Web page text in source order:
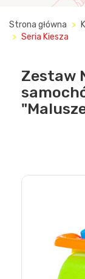
Strona główna
Seria Kiesza
Zestaw